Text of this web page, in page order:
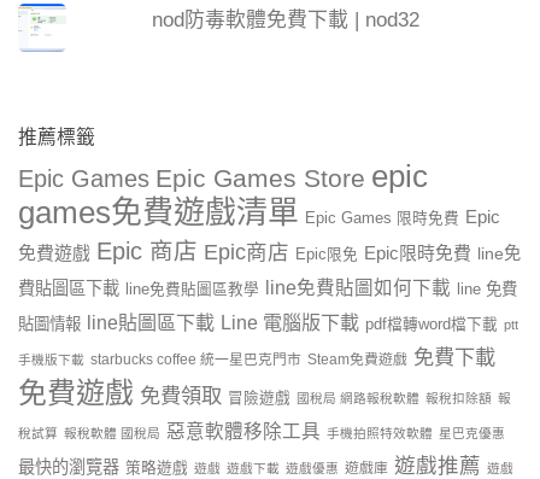
nod防毒軟體免費下載 | nod32
推薦標籤
Epic Games Epic Games Store epic
games免費遊戲清單 Epic Games 限時免費 Epic
免費遊戲 Epic 商店 Epic商店 Epic限免 Epic限時免費 line免
費貼圖區下載
line免費貼圖區教學 line免費貼圖如何下載
line 免費
貼圖情報 line貼圖區下載 Line 電腦版下載 pdf檔轉word檔下載 ptt
手機版下載 starbucks coffee 統一星巴克門市 Steam免費遊戲 免費下載
免費遊戲 免費領取 冒險遊戲 國稅局 網路報稅軟體 報稅扣除額 報
稅試算 報稅軟體 國稅局 惡意軟體移除工具 手機拍照特效軟體 星巴克優惠
最快的瀏覽器 策略遊戲 遊戲 遊戲下載 遊戲優惠 遊戲庫 遊戲推薦 遊戲